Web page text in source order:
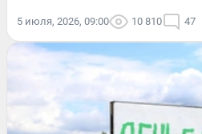
5 июля, 2026, 09:00 10 810 47